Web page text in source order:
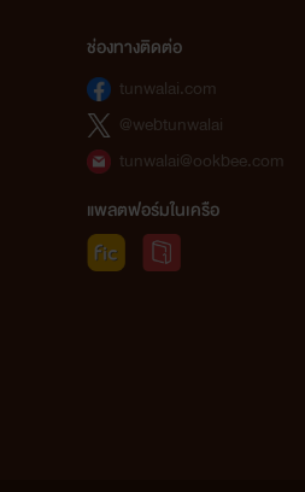
ช่องทางติดต่อ
tunwalai.com
@webtunwalai
tunwalai@ookbee.com
แพลตฟอร์มในเครือ